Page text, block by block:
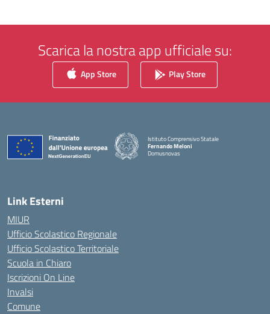
Scarica la nostra app ufficiale su:
App Store Play Store
Istituto Comprensivo Statale
Fernando Meloni
Domusnovas
Link Esterni
MIUR
Ufficio Scolastico Regionale
Ufficio Scolastico Territoriale
Scuola in Chiaro
Iscrizioni On Line
Invalsi
Comune